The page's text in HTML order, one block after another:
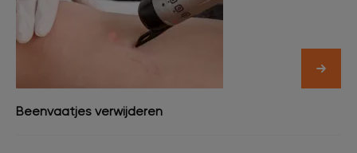
Beenvaatjes verwijderen